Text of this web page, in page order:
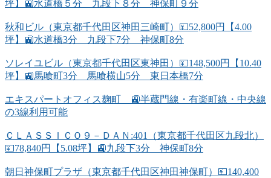
坪】🚉水道橋５分 九段下８分 神保町９分
秋和ビル（東京都千代田区神田三崎町）💴52,800円【4.00
坪】🚉水道橋3分 九段下7分 神保町8分
ソレイユビル（東京都千代田区東神田）💴148,500円【10.40
坪】🚉馬喰町3分 馬喰横山5分 東日本橋7分
エキスパートオフィス麹町 🚉半蔵門線・有楽町線・中央線
の3線利用可能
ＣＬＡＳＳＩＣＯ９－ＤＡＮ:401（東京都千代田区九段北）
💴78,840円【5.08坪】🚉九段下3分 神保町8分
朝日神保町プラザ（東京都千代田区神田神保町）💴140,400